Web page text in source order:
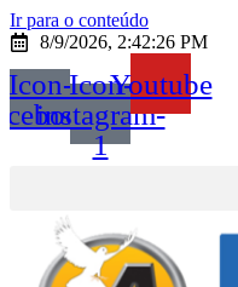
Ir para o conteúdo
8/9/2026, 2:42:26 PM
Icon-Icon-
instagram-
1
Youtube